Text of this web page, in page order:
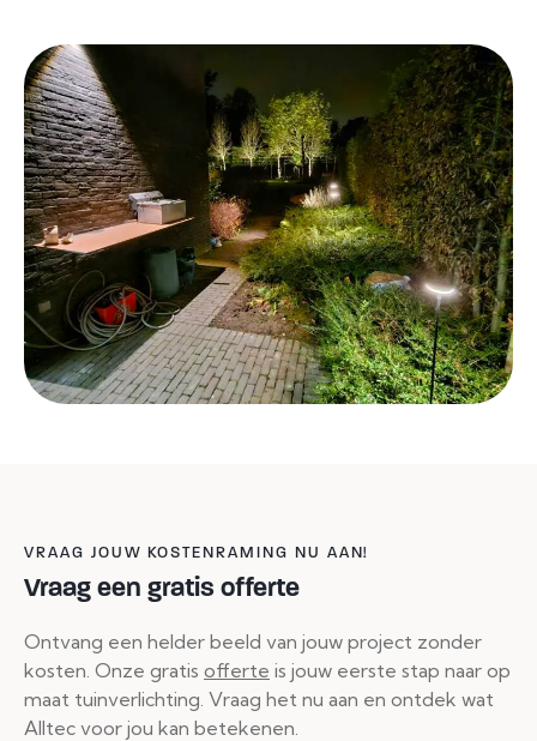
VRAAG JOUW KOSTENRAMING NU AAN!
Vraag een gratis offerte
Ontvang een helder beeld van jouw project zonder
kosten. Onze gratis offerte is jouw eerste stap naar op
maat tuinverlichting. Vraag het nu aan en ontdek wat
Alltec voor jou kan betekenen.